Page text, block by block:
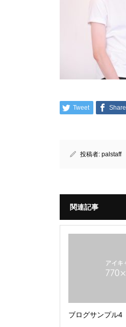
Tweet Share
投稿者: palstaff
関連記事
ブログサンプル4